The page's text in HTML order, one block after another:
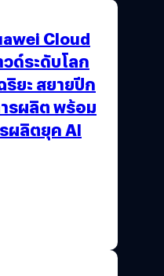
Cloud
ด์ระดับโลก
ยะ สยายปีก
รผลิต พร้อม
ผลิตยุค AI